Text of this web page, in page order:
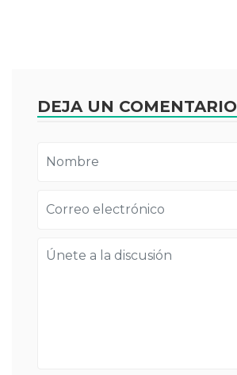
DEJA UN COMENTARIO